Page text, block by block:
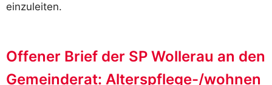
einzuleiten.
Offener Brief der SP Wollerau an den
Gemeinderat: Alterspflege-/wohnen